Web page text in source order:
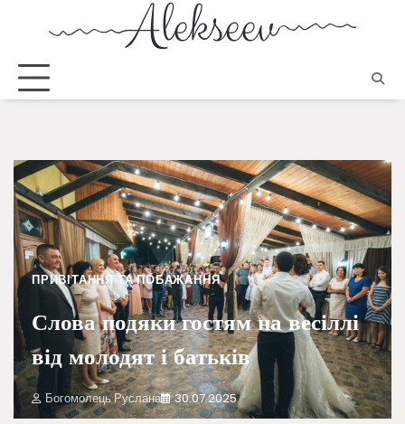
ПРИВІТАННЯ ТА ПОБАЖАННЯ
Слова подяки гостям на весіллі
від молодят і батьків
Богомолець Руслана 30.07.2025